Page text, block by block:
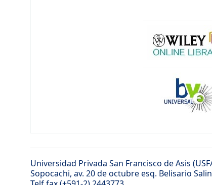
Universidad Privada San Francisco de Asis
Sopocachi, av. 20 de octubre esq. Belisario